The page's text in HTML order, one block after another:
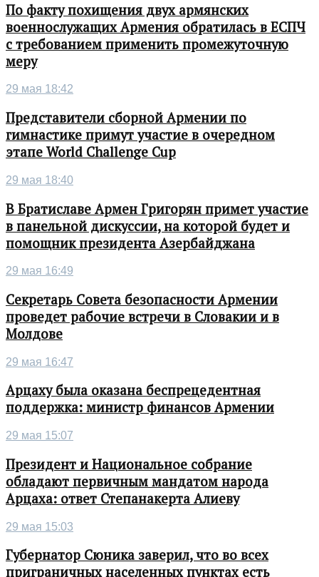
По факту похищения двух армянских
военнослужащих Армения обратилась в ЕСПЧ
с требованием применить промежуточную
меру
29 мая 18:42
Представители сборной Армении по
гимнастике примут участие в очередном
этапе World Challenge Cup
29 мая 18:40
В Братиславе Армен Григорян примет участие
в панельной дискуссии, на которой будет и
помощник президента Азербайджана
29 мая 16:49
Секретарь Совета безопасности Армении
проведет рабочие встречи в Словакии и в
Молдове
29 мая 16:47
Арцаху была оказана беспрецедентная
поддержка: министр финансов Армении
29 мая 15:07
Президент и Национальное собрание
обладают первичным мандатом народа
Арцаха: ответ Степанакерта Алиеву
29 мая 15:03
Губернатор Сюника заверил, что во всех
приграничных населенных пунктах есть